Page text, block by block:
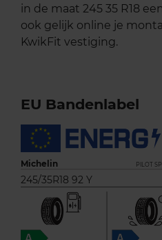
in de maat 245 35 R18
ook gelijk online je
KwikFit vestiging.
EU Bandenlabel
Michelin PILOT
245/35R18 92 Y